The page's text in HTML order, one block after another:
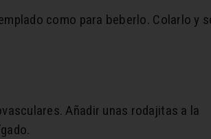
como para beberlo. Colarlo y
Añadir unas rodajitas a la